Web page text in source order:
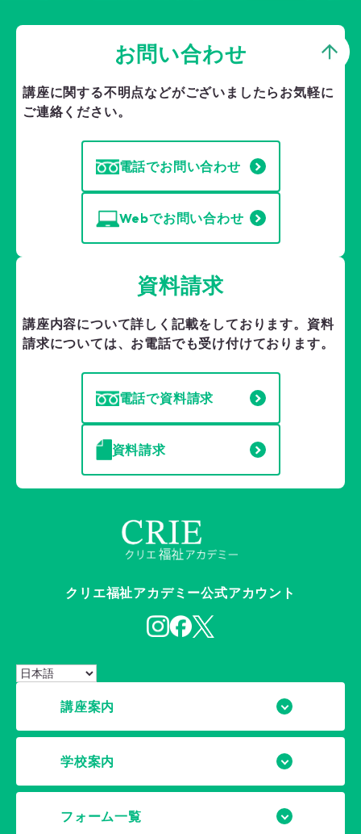
お問い合わせ
講座に関する不明点などがございましたら お気軽に
ご連絡ください。
電話でお問い合わせ
Webでお問い合わせ
資料請求
講座内容について詳しく記載をしております。 資料
請求については、お電話でも受け付けております。
電話で資料請求
資料請求
クリエ福祉アカデミー公式アカウント
講座案内
学校案内
フォーム一覧